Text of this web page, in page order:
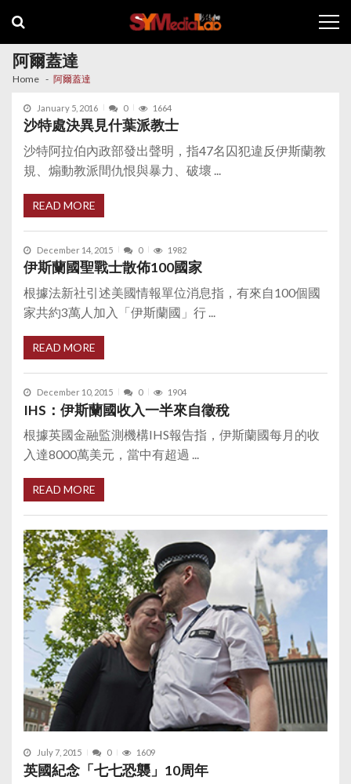
navigation
content
阿爾蓋達
Home 阿爾蓋達
January 5, 2016 0 1664
沙特處決異見什葉派教士
沙特阿拉伯內政部發出聲明，指47名囚犯違反伊斯蘭教
規、煽動教派間仇恨與暴力、破壞 ...
READ MORE
December 14, 2015 0 1982
伊斯蘭國聖戰士散佈100國家
根據法新社引述美國情報單位消息指，有來自100個國
家共約3萬人加入「伊斯蘭國」行 ...
READ MORE
December 10, 2015 0 1904
IHS：伊斯蘭國收入一半來自徵稅
根據英國金融監測機構IHS報告指，伊斯蘭國每月的收
入達8000萬美元，當中有超過 ...
READ MORE
July 7, 2015 0 1609
英國紀念「七七恐襲」10周年